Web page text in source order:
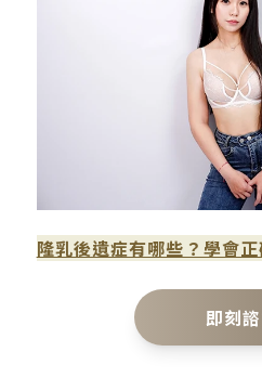
隆乳後遺症有哪些？學會
即刻